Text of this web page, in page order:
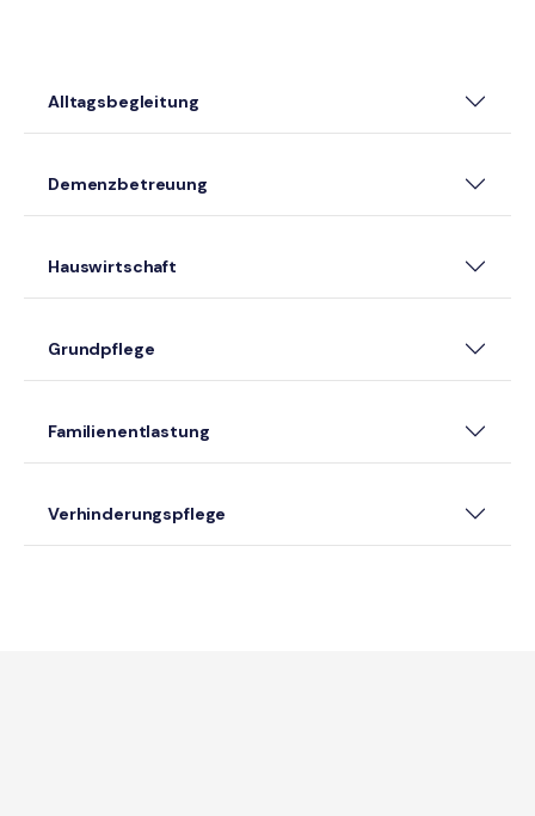
Alltagsbegleitung
Demenzbetreuung
Hauswirtschaft
Grundpflege
Familienentlastung
Verhinderungspflege